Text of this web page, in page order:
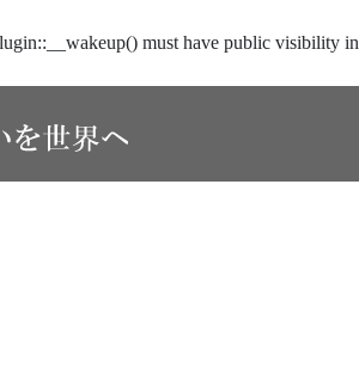
must have public visibility in